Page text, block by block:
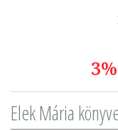
Elek Mária